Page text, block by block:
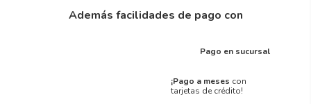
Además facilidades de pago con
Pago en sucursal
¡Pago a meses con
tarjetas de crédito!